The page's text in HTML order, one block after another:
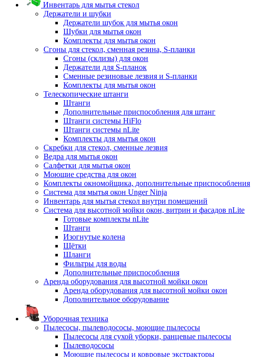
Инвентарь для мытья стекол
Держатели и шубки
Держатели шубок для мытья окон
Шубки для мытья окон
Комплекты для мытья окон
Сгоны для стекол, сменная резина, S-планки
Сгоны (склизы) для окон
Держатели для S-планок
Сменные резиновые лезвия и S-планки
Комплекты для мытья окон
Телескопические штанги
Штанги
Дополнительные приспособления для штанг
Штанги системы HiFlo
Штанги системы nLite
Комплекты для мытья окон
Скребки для стекол, сменные лезвия
Ведра для мытья окон
Салфетки для мытья окон
Моющие средства для окон
Комплекты окномойщика, дополнительные приспособления
Система для мытья окон Unger Ninja
Инвентарь для мытья стекол внутри помещений
Система для высотной мойки окон, витрин и фасадов nLite
Готовые комплекты nLite
Штанги
Изогнутые колена
Щётки
Шланги
Фильтры для воды
Дополнительные приспособления
Аренда оборудования для высотной мойки окон
Аренда оборудования для высотной мойки окон
Дополнительное оборудование
Уборочная техника
Пылесосы, пылеводососы, моющие пылесосы
Пылесосы для сухой уборки, ранцевые пылесосы
Пылеводососы
Моющие пылесосы и ковровые экстракторы